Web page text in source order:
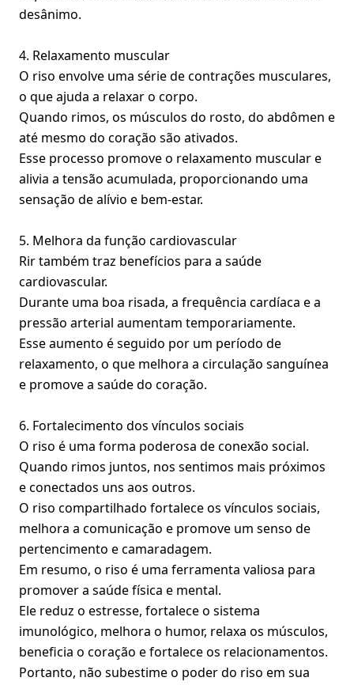
desânimo.
4. Relaxamento muscular
O riso envolve uma série de contrações musculares,
o que ajuda a relaxar o corpo.
Quando rimos, os músculos do rosto, do abdômen e
até mesmo do coração são ativados.
Esse processo promove o relaxamento muscular e
alivia a tensão acumulada, proporcionando uma
sensação de alívio e bem-estar.
5. Melhora da função cardiovascular
Rir também traz benefícios para a saúde
cardiovascular.
Durante uma boa risada, a frequência cardíaca e a
pressão arterial aumentam temporariamente.
Esse aumento é seguido por um período de
relaxamento, o que melhora a circulação sanguínea
e promove a saúde do coração.
6. Fortalecimento dos vínculos sociais
O riso é uma forma poderosa de conexão social.
Quando rimos juntos, nos sentimos mais próximos
e conectados uns aos outros.
O riso compartilhado fortalece os vínculos sociais,
melhora a comunicação e promove um senso de
pertencimento e camaradagem.
Em resumo, o riso é uma ferramenta valiosa para
promover a saúde física e mental.
Ele reduz o estresse, fortalece o sistema
imunológico, melhora o humor, relaxa os músculos,
beneficia o coração e fortalece os relacionamentos.
Portanto, não subestime o poder do riso em sua